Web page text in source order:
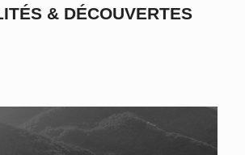
& DÉCOUVERTES